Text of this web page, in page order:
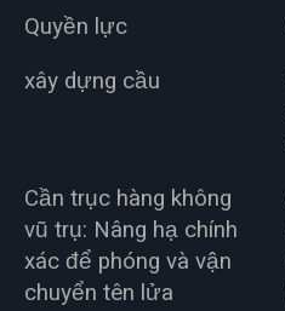
Quyền lực
xây dựng cầu
Cần trục hàng không
vũ trụ: Nâng hạ chính
xác để phóng và vận
chuyển tên lửa